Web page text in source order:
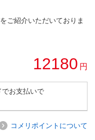
ご紹介いただいておりま
12180 円
でお支払いで
コメリポイントについて